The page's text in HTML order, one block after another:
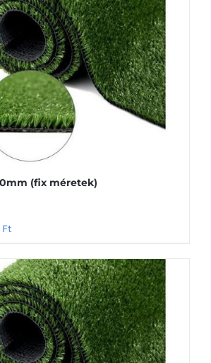
(fix méretek)
Ft